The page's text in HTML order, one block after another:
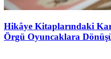
Hikâye Kitaplarındaki
Örgü Oyuncaklara